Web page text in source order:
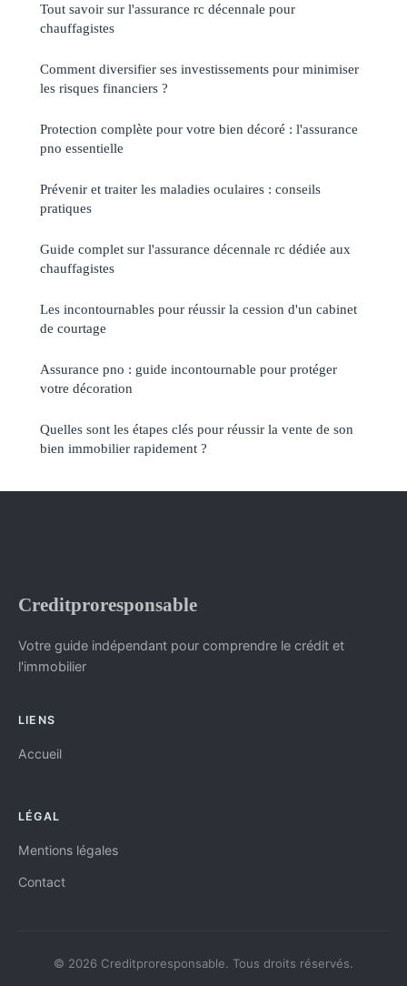
Tout savoir sur l'assurance rc décennale pour
chauffagistes
Comment diversifier ses investissements pour minimiser
les risques financiers ?
Protection complète pour votre bien décoré : l'assurance
pno essentielle
Prévenir et traiter les maladies oculaires : conseils
pratiques
Guide complet sur l'assurance décennale rc dédiée aux
chauffagistes
Les incontournables pour réussir la cession d'un cabinet
de courtage
Assurance pno : guide incontournable pour protéger
votre décoration
Quelles sont les étapes clés pour réussir la vente de son
bien immobilier rapidement ?
Creditproresponsable
Votre guide indépendant pour comprendre le crédit et
l'immobilier
LIENS
Accueil
LÉGAL
Mentions légales
Contact
© 2026 Creditproresponsable. Tous droits réservés.